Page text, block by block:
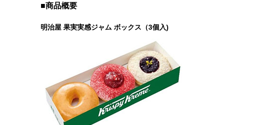
■商品概要
明治屋 果実実感ジャム ボックス（3個入)